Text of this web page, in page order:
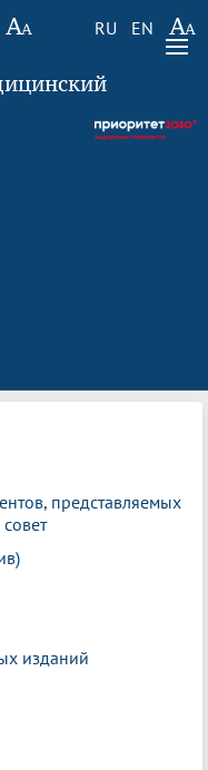
RU EN
представляемых
изданий